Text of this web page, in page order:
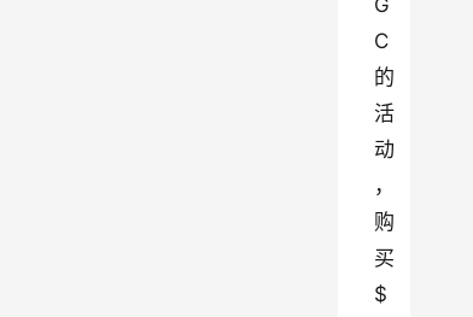
G
C
的
活
动
，
购
买
$